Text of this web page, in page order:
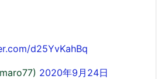
d25YvKahBq
2020年9月24日